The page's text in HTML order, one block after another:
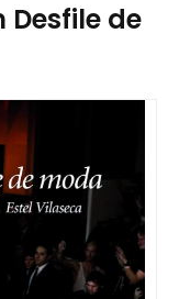
Desfile de